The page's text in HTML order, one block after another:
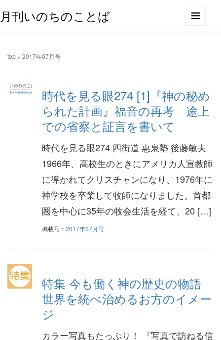
月刊いのちのことば
top > 2017年07月号
時代を見る眼274 [1]『神の秘め
られた計画』福音の再考 途上
での省察と証言を書いて
時代を見る眼274 四街道 惠泉塾 後藤敏夫
1966年、高校生のときにアメリカ人宣教師
に導かれてクリスチャンになり、1976年に
神学校を卒業して牧師になりました。首都
圏を中心に35年の牧会生活を経て、20 […]
掲載号： 2017年07月号
特集 今も働く神の歴史の物語
世界を統べ治めるお方のイメー
ジ
カラー写真もたっぷり！ 『写真で訪ねる信